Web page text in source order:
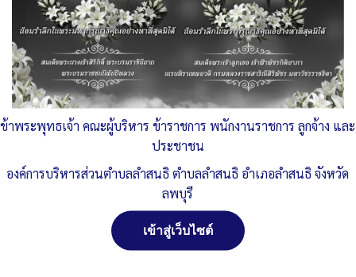
Published, 3 พฤศจิกายน 2568| By อบต.ลำสนธิ จ.ลพบุรี
ข้อ-O13-แผนการบริหารและพัฒนาทรัพยากรบุคคล-ประจำปี-
พ.ศ.-2569-1
ดาวน์โหลด
Post Views:143
Posted in ระบบงานบริหารงานบุคคล
ข้าพระพุทธเจ้า คณะผู้บริหาร ข้าราชการ พนักงานราชการ ลูกจ้าง และ
ประชาชน
องค์การบริหารส่วนตำบลลำสนธิ ตำบลลำสนธิ อำเภอลำสนธิ จังหวัด
ลพบุรี
เข้าสู่เว็บไซต์